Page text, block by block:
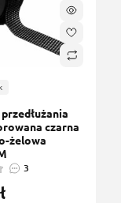
czarna
żelowa
3